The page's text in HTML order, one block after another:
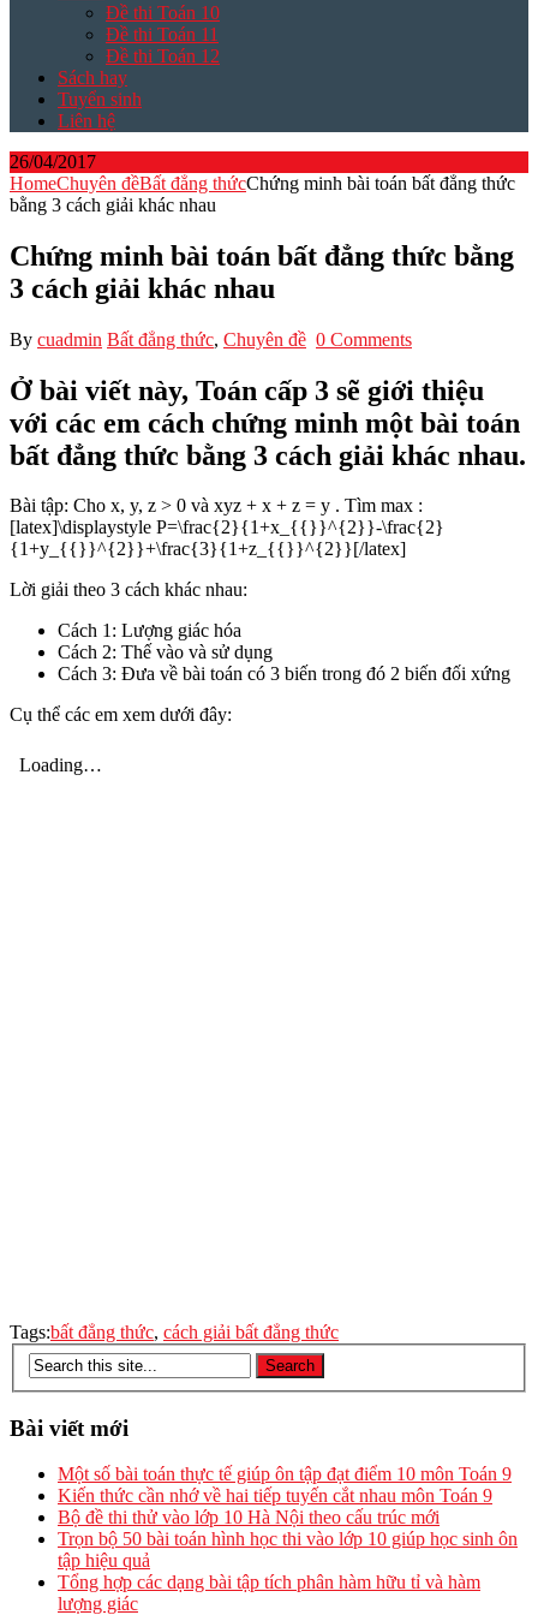
Đề thi Toán 10
Đề thi Toán 11
Đề thi Toán 12
Sách hay
Tuyển sinh
Liên hệ
26/04/2017
HomeChuyên đềBất đẳng thứcChứng minh bài toán bất đẳng thức
bằng 3 cách giải khác nhau
Chứng minh bài toán bất đẳng thức bằng
3 cách giải khác nhau
By cuadmin Bất đẳng thức, Chuyên đề 0 Comments
Ở bài viết này, Toán cấp 3 sẽ giới thiệu
với các em cách chứng minh một bài toán
bất đẳng thức bằng 3 cách giải khác nhau.
Bài tập: Cho x, y, z > 0 và xyz + x + z = y . Tìm max :
[latex]\displaystyle P=\frac{2}{1+x_{{}}^{2}}-\frac{2}
{1+y_{{}}^{2}}+\frac{3}{1+z_{{}}^{2}}[/latex]
Lời giải theo 3 cách khác nhau:
Cách 1: Lượng giác hóa
Cách 2: Thế vào và sử dụng
Cách 3: Đưa về bài toán có 3 biến trong đó 2 biến đối xứng
Cụ thể các em xem dưới đây:
Tags:bất đẳng thức, cách giải bất đẳng thức
Bài viết mới
Một số bài toán thực tế giúp ôn tập đạt điểm 10 môn Toán 9
Kiến thức cần nhớ về hai tiếp tuyến cắt nhau môn Toán 9
Bộ đề thi thử vào lớp 10 Hà Nội theo cấu trúc mới
Trọn bộ 50 bài toán hình học thi vào lớp 10 giúp học sinh ôn
tập hiệu quả
Tổng hợp các dạng bài tập tích phân hàm hữu tỉ và hàm
lượng giác